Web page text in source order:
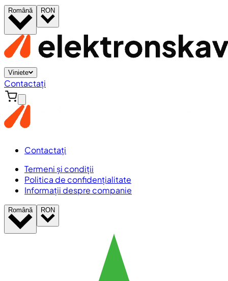
Română RON
Viniete
Contactați
Contactați
Termeni și condiții
Politica de confidențialitate
Informații despre companie
Română RON